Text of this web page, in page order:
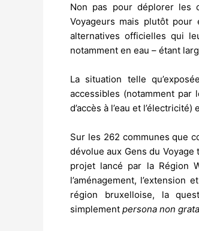
Non pas pour déplorer les
Voyageurs mais plutôt
alternatives officielles qui
notamment en eau – étant
La situation telle
accessibles (notamment par
d’accès à l’eau et
Sur les 262 communes que
dévolue aux Gens du
projet lancé par la Région
l’aménagement, l’extension
région bruxelloise, la
simplement persona non grata